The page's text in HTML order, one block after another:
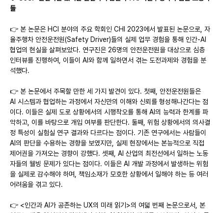
들
👉 본 논문은 HCI 분야의 주요 학회인 CHI 2023에서 발표된 논문으로, 자
율주행차 안전운전원(Safety Driver)들의 실제 업무 경험을 통해 인간-AI
협업의 현실을 살펴보았다. 연구진은 26명의 안전운전원을 대상으로 심층
인터뷰를 진행하여, 이들이 AI와 함께 일하면서 겪는 도전과제와 경험을 분
석했다.
👉 본 논문에서 주목할 만한 세 가지 발견이 있다. 첫째, 안전운전원들은
AI 시스템과 협업하는 과정에서 자신만의 이해와 신뢰를 형성해나간다는 점
이다. 이들은 실제 도로 상황에서의 시행착오를 통해 AI의 능력과 한계를 파
악하고, 이를 바탕으로 개입 여부를 판단한다. 둘째, 위험 상황에서의 의사결
정 특성이 실험실 연구 결과와 다르다는 점이다. 기존 연구에서는 사람들이
AI의 판단을 수용하는 경향을 보였지만, 실제 현장에서는 본능적으로 직접
제어권을 가져오는 경향이 강했다. 셋째, AI 산업의 최전선에서 일하는 노동
자들의 웰빙 문제가 있다는 점이다. 이들은 AI 개발 과정에서 발생하는 위험
을 실제로 감수해야 하며, 책임소재가 모호한 상황에서 일해야 하는 등 여러
어려움을 겪고 있다.
👉 <인간과 AI가 공존하는 UX의 미래 읽기>의 여덟 번째 논문으로서, 본